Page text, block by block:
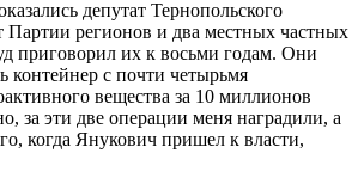
депутат Тернопольского
Партии регионов и два местных частных
приговорил их к восьми годам. Они
контейнер с почти четырьмя
вещества за 10 миллионов
за эти две операции меня наградили, а
когда Янукович пришел к власти,